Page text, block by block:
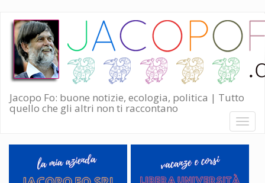
Salta
contenuto
principale
Jacopo Fo: buone notizie, ecologia, politica | Tutto
quello che gli altri non ti raccontano
Toggle